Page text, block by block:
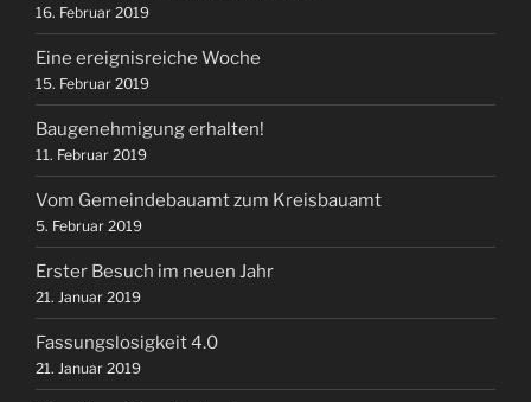
16. Februar 2019
Eine ereignisreiche Woche
15. Februar 2019
Baugenehmigung erhalten!
11. Februar 2019
Vom Gemeindebauamt zum Kreisbauamt
5. Februar 2019
Erster Besuch im neuen Jahr
21. Januar 2019
Fassungslosigkeit 4.0
21. Januar 2019